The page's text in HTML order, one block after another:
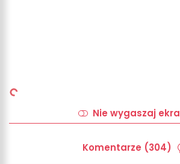
Nie wygaszaj
Komentarze (304)